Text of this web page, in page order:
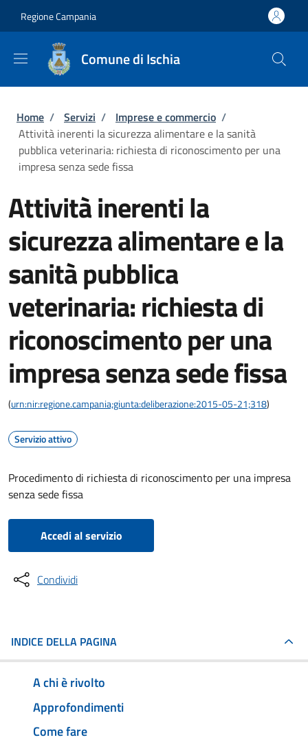
Regione Campania
Comune di Ischia
Briciole di pane
Home / Servizi / Imprese e commercio /
Attività inerenti la sicurezza alimentare e la sanità
pubblica veterinaria: richiesta di riconoscimento per una
impresa senza sede fissa
Attività inerenti la
sicurezza alimentare e la
sanità pubblica
veterinaria: richiesta di
riconoscimento per una
impresa senza sede fissa
(urn:nir:regione.campania;giunta:deliberazione:2015-05-21;318)
Servizio attivo
Procedimento di richiesta di riconoscimento per una impresa
senza sede fissa
Accedi al servizio
Condividi
INDICE DELLA PAGINA
A chi è rivolto
Approfondimenti
Come fare